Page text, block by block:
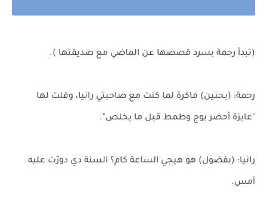
(تبدأ رحمة بسرد قصصها عن الماضي مع صديقتها ).
رحمة: (بحنين) فاكرة لما كنت مع صاحبتي رانيا، وقلت لها
"عايزة أحضر بوج وطمط قبل ما يخلص".
رانيا: (بفضول) هو هيجي الساعة كام؟ السنة دي دورّت عليه
أمس.